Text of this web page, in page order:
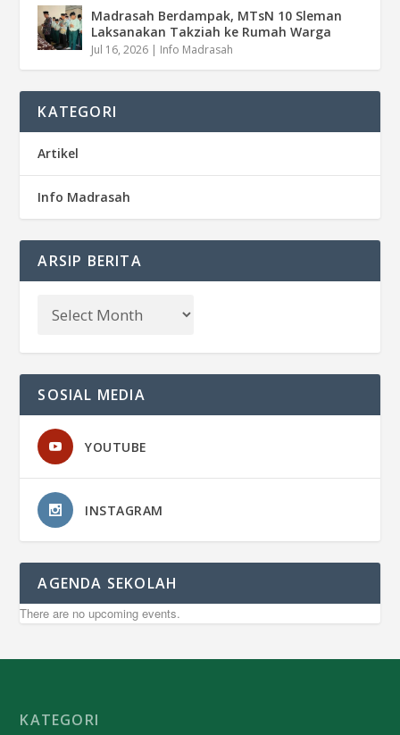
Madrasah Berdampak, MTsN 10 Sleman
Laksanakan Takziah ke Rumah Warga
Jul 16, 2026 | Info Madrasah
KATEGORI
Artikel
Info Madrasah
ARSIP BERITA
SOSIAL MEDIA
YOUTUBE
INSTAGRAM
AGENDA SEKOLAH
There are no upcoming events.
KATEGORI